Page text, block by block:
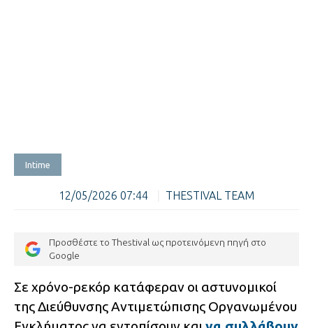
Intime
12/05/2026 07:44 THESTIVAL TEAM
Προσθέστε το Thestival ως προτεινόμενη πηγή στο
Google
Σε χρόνο-ρεκόρ κατάφεραν οι αστυνομικοί
της Διεύθυνσης Αντιμετώπισης Οργανωμένου